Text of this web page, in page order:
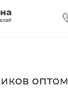
оптом